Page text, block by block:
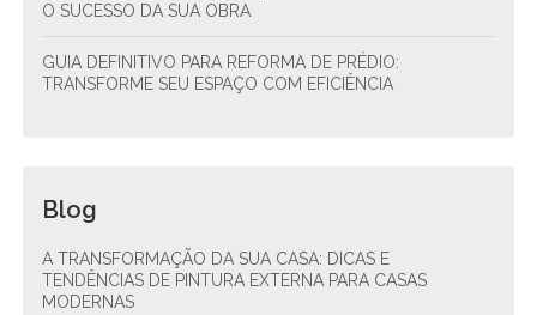
O SUCESSO DA SUA OBRA
GUIA DEFINITIVO PARA REFORMA DE PRÉDIO:
TRANSFORME SEU ESPAÇO COM EFICIÊNCIA
Blog
A TRANSFORMAÇÃO DA SUA CASA: DICAS E
TENDÊNCIAS DE PINTURA EXTERNA PARA CASAS
MODERNAS